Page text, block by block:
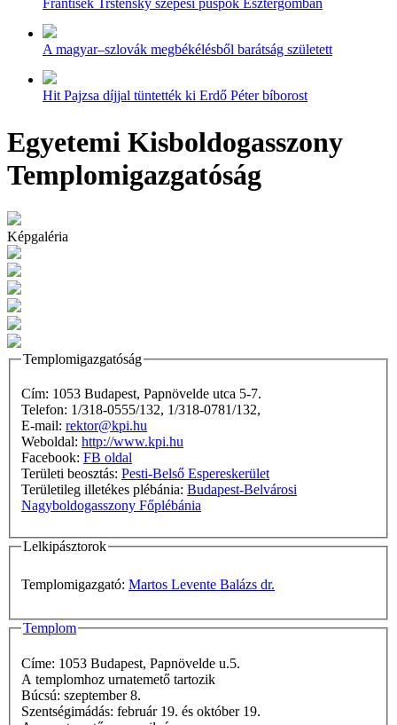
František Trstenský szepesi püspök Esztergomban
A magyar–szlovák megbékélésből barátság született
Hit Pajzsa díjjal tüntették ki Erdő Péter bíborost
Egyetemi Kisboldogasszony
Templomigazgatóság
Képgaléria
Templomigazgatóság
Cím: 1053 Budapest, Papnövelde utca 5-7.
Telefon: 1/318-0555/132, 1/318-0781/132,
E-mail: rektor@kpi.hu
Weboldal: http://www.kpi.hu
Facebook: FB oldal
Területi beosztás: Pesti-Belső Espereskerület
Területileg illetékes plébánia: Budapest-Belvárosi
Nagyboldogasszony Főplébánia
Lelkipásztorok
Templomigazgató: Martos Levente Balázs dr.
Templom
Címe: 1053 Budapest, Papnövelde u.5.
A templomhoz urnatemető tartozik
Búcsú: szeptember 8.
Szentségimádás: február 19. és október 19.